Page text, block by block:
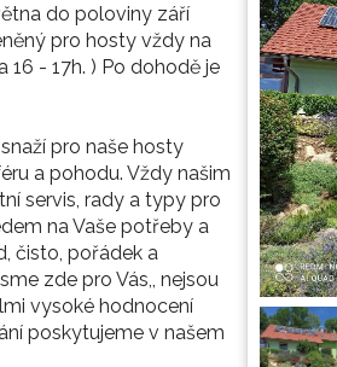
do poloviny září
pro hosty vždy na
16 - 17h. ) Po dohodě je
pro naše hosty
a pohodu. Vždy našim
servis, rady a typy pro
na Vaše potřeby a
čisto, pořádek a
zde pro Vás,, nejsou
vysoké hodnocení
poskytujeme v našem